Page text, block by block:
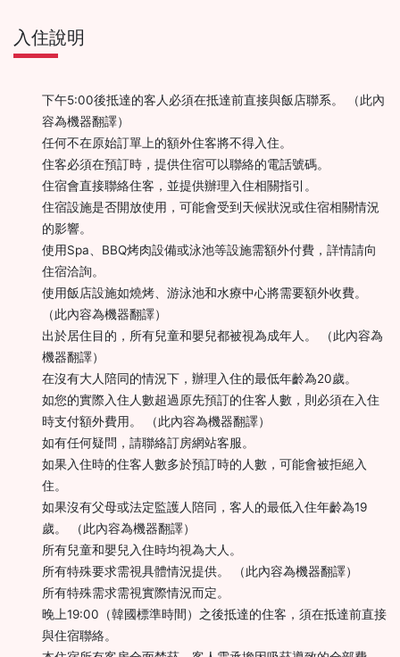
入住說明
下午5:00後抵達的客人必須在抵達前直接與飯店聯系。 （此內
容為機器翻譯）
任何不在原始訂單上的額外住客將不得入住。
住客必須在預訂時，提供住宿可以聯絡的電話號碼。
住宿會直接聯絡住客，並提供辦理入住相關指引。
住宿設施是否開放使用，可能會受到天候狀況或住宿相關情況
的影響。
使用Spa、BBQ烤肉設備或泳池等設施需額外付費，詳情請向
住宿洽詢。
使用飯店設施如燒烤、游泳池和水療中心將需要額外收費。
（此內容為機器翻譯）
出於居住目的，所有兒童和嬰兒都被視為成年人。 （此內容為
機器翻譯）
在沒有大人陪同的情況下，辦理入住的最低年齡為20歲。
如您的實際入住人數超過原先預訂的住客人數，則必須在入住
時支付額外費用。 （此內容為機器翻譯）
如有任何疑問，請聯絡訂房網站客服。
如果入住時的住客人數多於預訂時的人數，可能會被拒絕入
住。
如果沒有父母或法定監護人陪同，客人的最低入住年齡為19
歲。 （此內容為機器翻譯）
所有兒童和嬰兒入住時均視為大人。
所有特殊要求需視具體情況提供。 （此內容為機器翻譯）
所有特殊需求需視實際情況而定。
晚上19:00（韓國標準時間）之後抵達的住客，須在抵達前直接
與住宿聯絡。